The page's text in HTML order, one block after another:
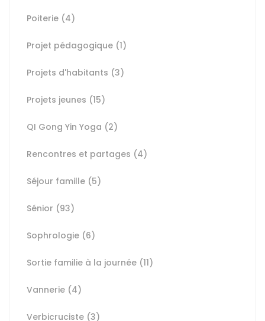
Poiterie (4)
Projet pédagogique (1)
Projets d'habitants (3)
Projets jeunes (15)
QI Gong Yin Yoga (2)
Rencontres et partages (4)
Séjour famille (5)
Sénior (93)
Sophrologie (6)
Sortie familie à la journée (11)
Vannerie (4)
Verbicruciste (3)